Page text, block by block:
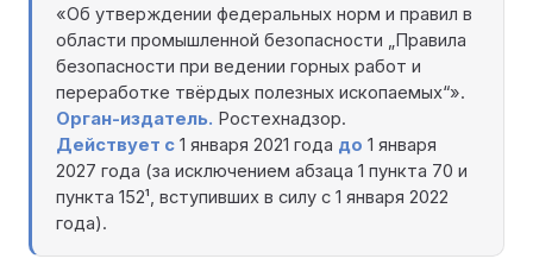
«Об утверждении федеральных норм и правил в
области промышленной безопасности „Правила
безопасности при ведении горных работ и
переработке твёрдых полезных ископаемых“».
Орган-издатель. Ростехнадзор.
Действует с 1 января 2021 года до 1 января
2027 года (за исключением абзаца 1 пункта 70 и
пункта 152¹, вступивших в силу с 1 января 2022
года).